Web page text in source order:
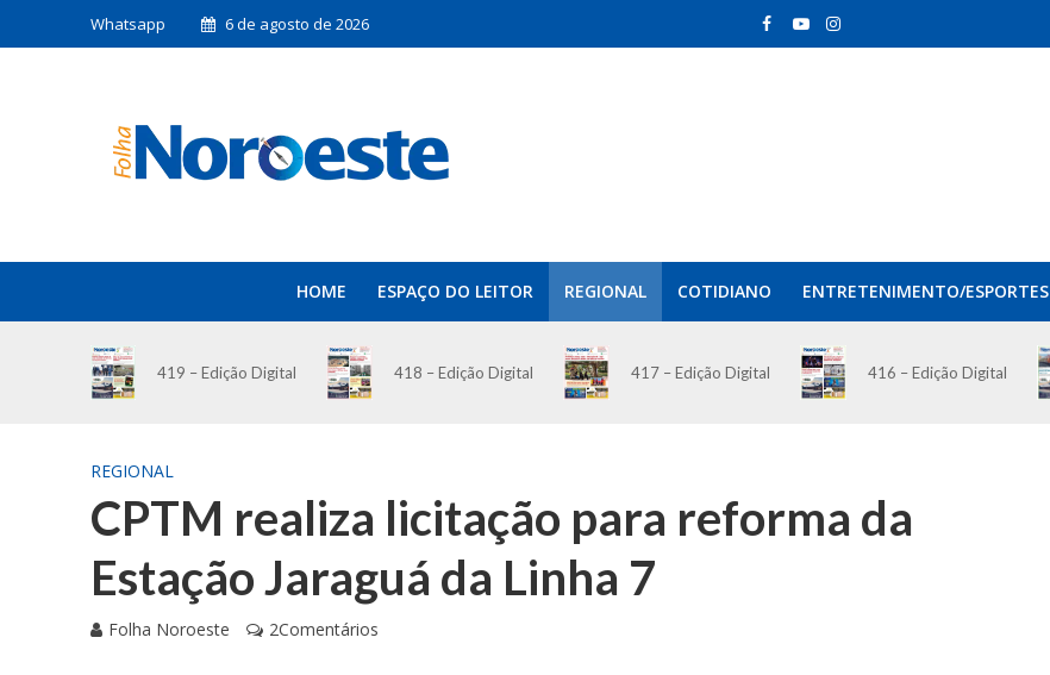
Whatsapp 6 de agosto de 2026
HOME ESPAÇO DO LEITOR REGIONAL COTIDIANO ENTRETENIMENTO/ESPORTES
419 – Edição Digital 418 – Edição Digital 417 – Edição Digital 416 – Edição Digital
REGIONAL
CPTM realiza licitação para reforma da
Estação Jaraguá da Linha 7
Folha Noroeste 2Comentários